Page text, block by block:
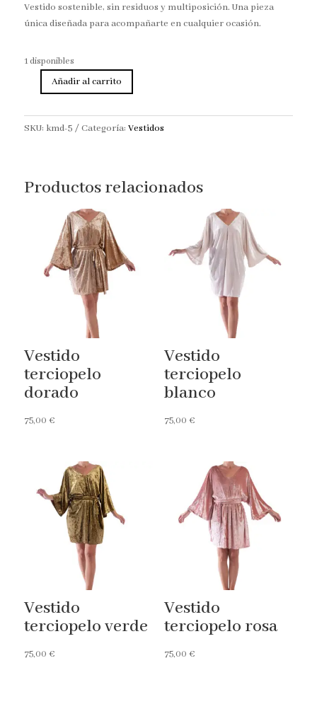
Vestido sostenible, sin residuos y multiposición. Una pieza
única diseñada para acompañarte en cualquier ocasión.
1 disponibles
Añadir al carrito
SKU: kmd-5 Categoría: Vestidos
Productos relacionados
Vestido
terciopelo
dorado
75,00 €
Vestido
terciopelo
blanco
75,00 €
Vestido
terciopelo verde
75,00 €
Vestido
terciopelo rosa
75,00 €